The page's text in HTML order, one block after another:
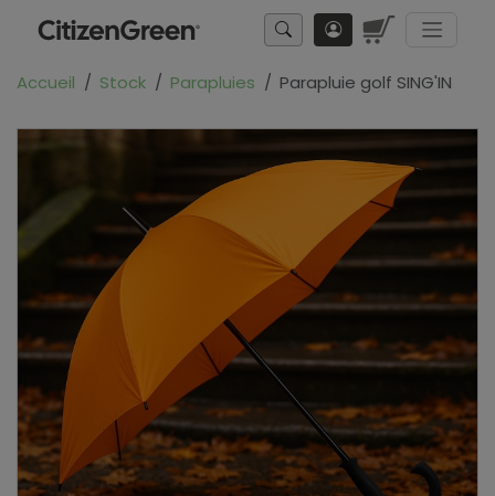
Accueil Stock Parapluies Parapluie golf SING'IN